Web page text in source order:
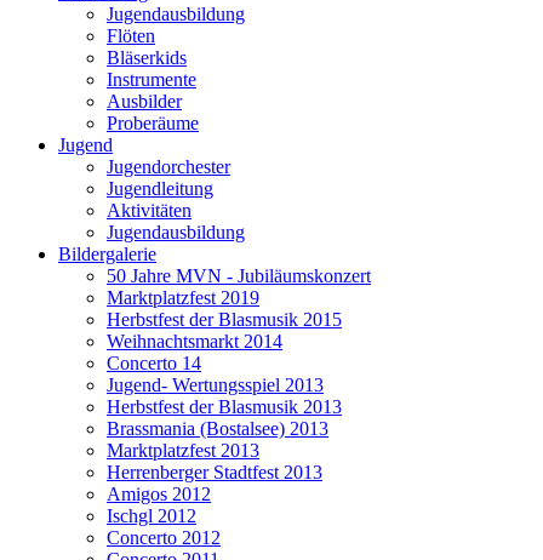
Jugendausbildung
Flöten
Bläserkids
Instrumente
Ausbilder
Proberäume
Jugend
Jugendorchester
Jugendleitung
Aktivitäten
Jugendausbildung
Bildergalerie
50 Jahre MVN - Jubiläumskonzert
Marktplatzfest 2019
Herbstfest der Blasmusik 2015
Weihnachtsmarkt 2014
Concerto 14
Jugend- Wertungsspiel 2013
Herbstfest der Blasmusik 2013
Brassmania (Bostalsee) 2013
Marktplatzfest 2013
Herrenberger Stadtfest 2013
Amigos 2012
Ischgl 2012
Concerto 2012